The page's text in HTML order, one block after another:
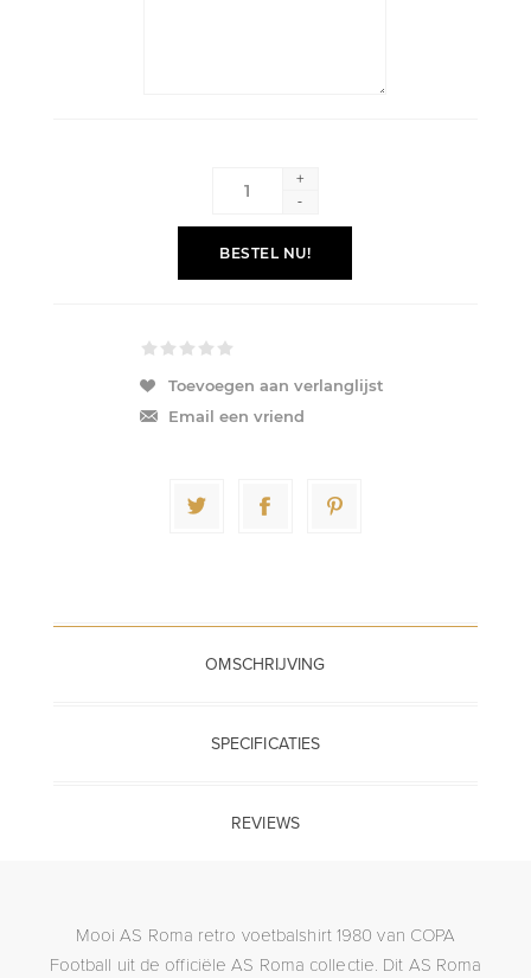
+
-
BESTEL NU!
Toevoegen aan verlanglijst
Email een vriend
OMSCHRIJVING
SPECIFICATIES
REVIEWS
Mooi AS Roma retro voetbalshirt 1980 van COPA
Football uit de officiële AS Roma collectie. Dit AS Roma